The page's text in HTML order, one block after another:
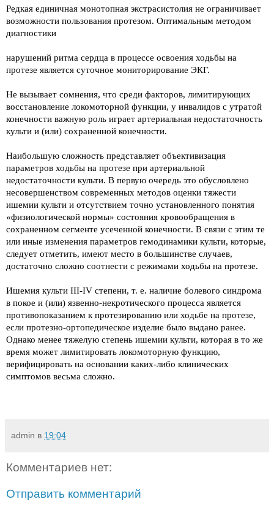
Редкая единичная монотопная экстрасистолия не ограничивает
возможности пользования протезом. Оптимальным методом
диагностики
нарушений ритма сердца в процессе освоения ходьбы на
протезе является суточное мониторирование ЭКГ.
Не вызывает сомнения, что среди факторов, лимитирующих
восстановление локомоторной функции, у инвалидов с утратой
конечности важную роль играет артериальная недостаточность
культи и (или) сохраненной конечности.
Наибольшую сложность представляет объективизация
параметров ходьбы на протезе при артериальной
недостаточности культи. В первую очередь это обусловлено
несовершенством современных методов оценки тяжести
ишемии культи и отсутствием точно установленного понятия
«физиологической нормы» состояния кровообращения в
сохраненном сегменте усеченной конечности. В связи с этим те
или иные изменения параметров гемодинамики культи, которые,
следует отметить, имеют место в большинстве случаев,
достаточно сложно соотнести с режимами ходьбы на протезе.
Ишемия культи III-IV степени, т. е. наличие болевого синдрома
в покое и (или) язвенно-некротического процесса является
противопоказанием к протезированию или ходьбе на протезе,
если протезно-ортопедическое изделие было выдано ранее.
Однако менее тяжелую степень ишемии культи, которая в то же
время может лимитировать локомоторную функцию,
верифицировать на основании каких-либо клинических
симптомов весьма сложно.
admin в 19:04
Комментариев нет:
Отправить комментарий